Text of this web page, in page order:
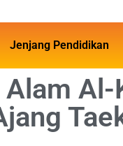
Jenjang Pendidikan
Alam